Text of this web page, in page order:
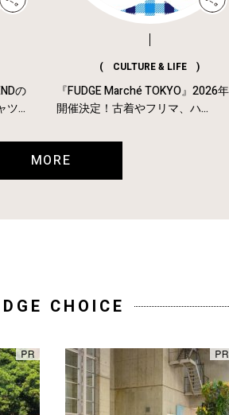
の
ツ...
( CULTURE & LIFE )
『FUDGE Marché TOKYO』2026
開催決定！古着やフリマ、ハ...
MORE
CHOICE